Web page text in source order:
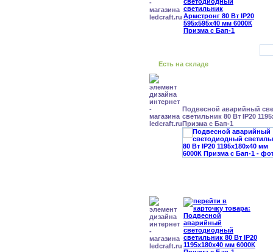
Есть на складе
Подвесной аварийный
светильник 80 Вт IP20
Призма с Бап-1